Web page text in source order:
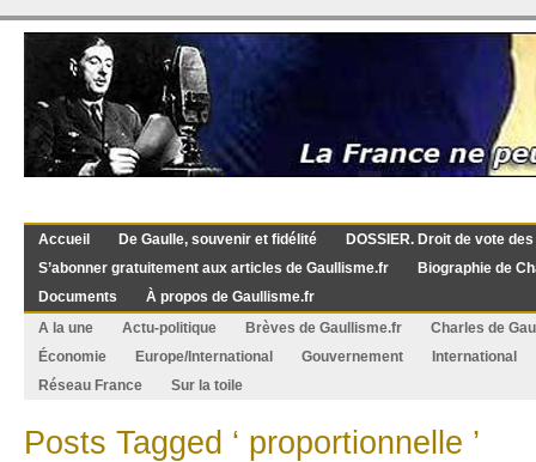
Accueil De Gaulle, souvenir et fidélité
DOSSIER. Droit de vote
S’abonner gratuitement aux articles de Gaullisme.fr
Biographie de
Documents
À propos de Gaullisme.fr
A la une
Actu-politique Brèves de Gaullisme.fr
Charles de
Économie
Europe/International Gouvernement
International
Réseau France
Sur la toile
Posts Tagged ‘ proportionnelle ’